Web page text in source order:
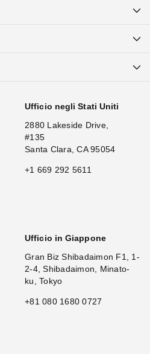
Ufficio negli Stati Uniti
2880 Lakeside Drive,
#135
Santa Clara, CA 95054
+1 669 292 5611
Ufficio in Giappone
Gran Biz Shibadaimon F1, 1-
2-4, Shibadaimon, Minato-
ku, Tokyo
+81 080 1680 0727